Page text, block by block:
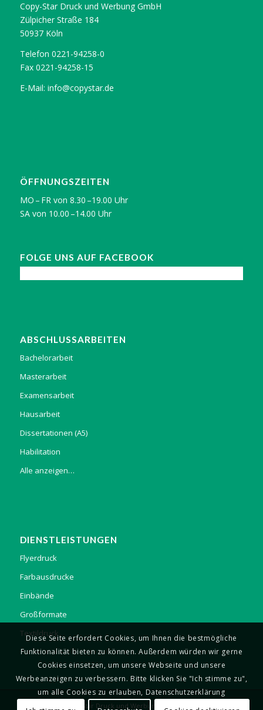
Copy-Star Druck und Werbung GmbH
Zülpicher Straße 184
50937 Köln
Telefon 0221-94258-0
Fax 0221-94258-15
E-Mail: info@copystar.de
ÖFFNUNGSZEITEN
MO – FR von 8.30 –19.00 Uhr
SA von 10.00 –14.00 Uhr
FOLGE UNS AUF FACEBOOK
ABSCHLUSSARBEITEN
Bachelorarbeit
Masterarbeit
Examensarbeit
Hausarbeit
Dissertationen (A5)
Habilitation
Alle anzeigen…
DIENSTLEISTUNGEN
Flyerdruck
Farbausdrucke
Einbände
Großformate
Textildruck
© Copyright - Copy-Star Druck und Werbung GmbH GmbH
Diese Seite erfordert Cookies, um Ihnen die bestmögliche
Funktionalität bieten zu können. Außerdem würden wir gerne
Cookies einsetzen, um unsere Webseite und unsere
Werbeanzeigen zu verbessern. Bitte klicken Sie "Ich stimme zu",
um alle Cookies zu erlauben, Datenschutzerklärung